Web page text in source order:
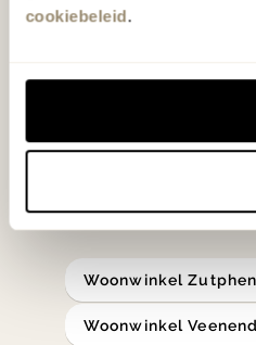
cookiebeleid.
slaap- en
klassiekers en de
in verrassende
Bekijk onze
bereken je route.
Woonwinkel Zutphen
Woonwinkel